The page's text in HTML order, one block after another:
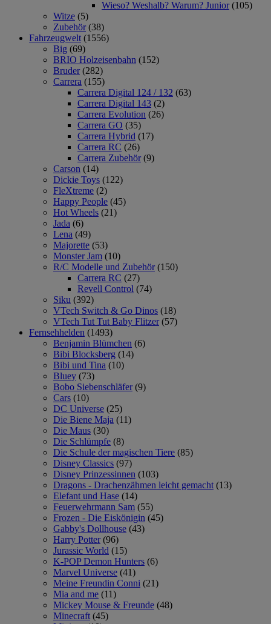
Wieso? Weshalb? Warum? Junior (105)
Witze (5)
Zubehör (38)
Fahrzeugwelt (1556)
Big (69)
BRIO Holzeisenbahn (152)
Bruder (282)
Carrera (155)
Carrera Digital 124 / 132 (63)
Carrera Digital 143 (2)
Carrera Evolution (26)
Carrera GO (35)
Carrera Hybrid (17)
Carrera RC (26)
Carrera Zubehör (9)
Carson (14)
Dickie Toys (122)
FleXtreme (2)
Happy People (45)
Hot Wheels (21)
Jada (6)
Lena (49)
Majorette (53)
Monster Jam (10)
R/C Modelle und Zubehör (150)
Carrera RC (27)
Revell Control (74)
Siku (392)
VTech Switch & Go Dinos (18)
VTech Tut Tut Baby Flitzer (57)
Fernsehhelden (1493)
Benjamin Blümchen (6)
Bibi Blocksberg (14)
Bibi und Tina (10)
Bluey (73)
Bobo Siebenschläfer (9)
Cars (10)
DC Universe (25)
Die Biene Maja (11)
Die Maus (30)
Die Schlümpfe (8)
Die Schule der magischen Tiere (85)
Disney Classics (97)
Disney Prinzessinnen (103)
Dragons - Drachenzähmen leicht gemacht (13)
Elefant und Hase (14)
Feuerwehrmann Sam (55)
Frozen - Die Eiskönigin (45)
Gabby's Dollhouse (43)
Harry Potter (96)
Jurassic World (15)
K-POP Demon Hunters (6)
Marvel Universe (41)
Meine Freundin Conni (21)
Mia and me (11)
Mickey Mouse & Freunde (48)
Minecraft (45)